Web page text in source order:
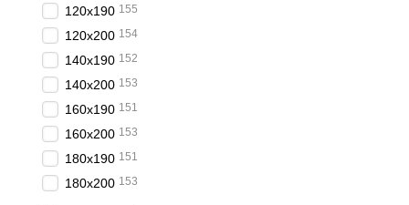
120x190 155
120x200 154
140x190 152
140x200 153
160x190 151
160x200 153
180x190 151
180x200 153